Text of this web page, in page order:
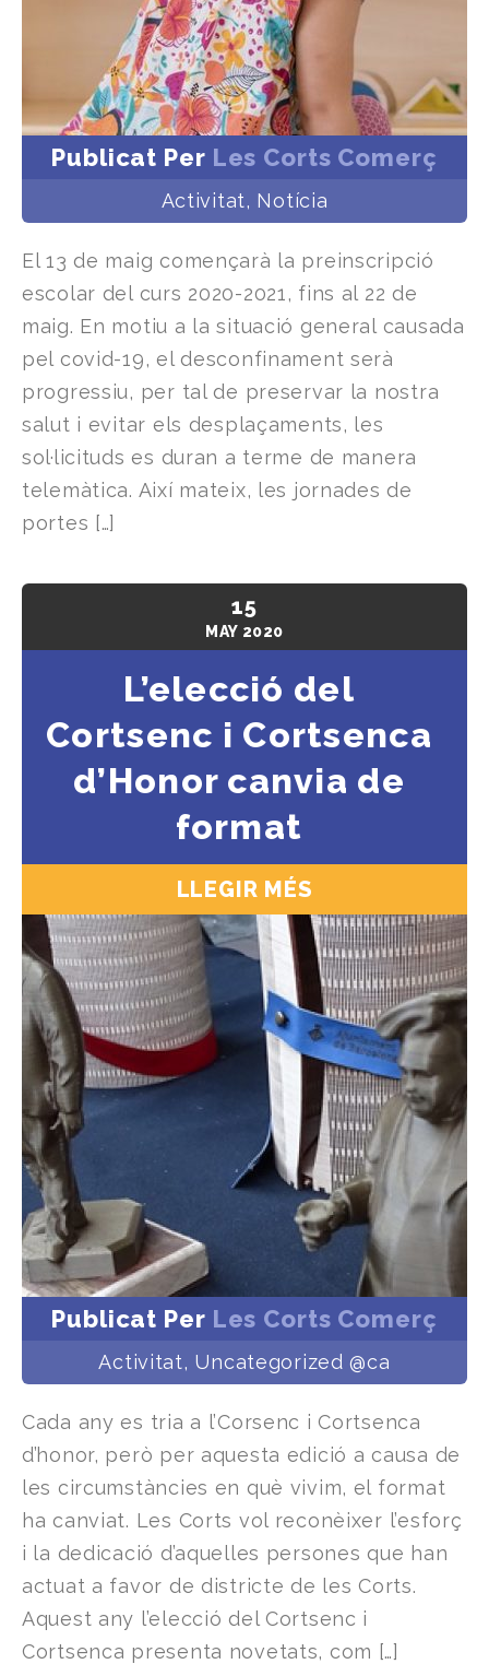
Publicat Per Les Corts Comerç
Activitat, Notícia
El 13 de maig començarà la preinscripció
escolar del curs 2020-2021, fins al 22 de
maig. En motiu a la situació general causada
pel covid-19, el desconfinament serà
progressiu, per tal de preservar la nostra
salut i evitar els desplaçaments, les
sol·licituds es duran a terme de manera
telemàtica. Així mateix, les jornades de
portes […]
15
MAY 2020
L’elecció del
Cortsenc i Cortsenca
d’Honor canvia de
format
LLEGIR MÉS
Publicat Per Les Corts Comerç
Activitat, Uncategorized @ca
Cada any es tria a l’Corsenc i Cortsenca
d’honor, però per aquesta edició a causa de
les circumstàncies en què vivim, el format
ha canviat. Les Corts vol reconèixer l’esforç
i la dedicació d’aquelles persones que han
actuat a favor de districte de les Corts.
Aquest any l’elecció del Cortsenc i
Cortsenca presenta novetats, com […]